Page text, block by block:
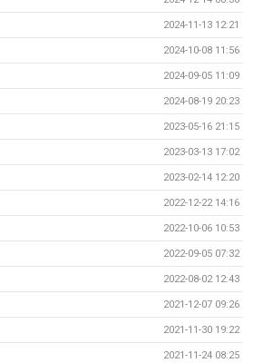
2024-11-13 12:21
2024-10-08 11:56
2024-09-05 11:09
2024-08-19 20:23
2023-05-16 21:15
2023-03-13 17:02
2023-02-14 12:20
2022-12-22 14:16
2022-10-06 10:53
2022-09-05 07:32
2022-08-02 12:43
2021-12-07 09:26
2021-11-30 19:22
2021-11-24 08:25